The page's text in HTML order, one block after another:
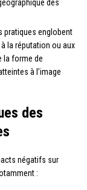
des
pratiques englobent
la réputation ou aux
la forme de
à l’image
des
négatifs sur
: